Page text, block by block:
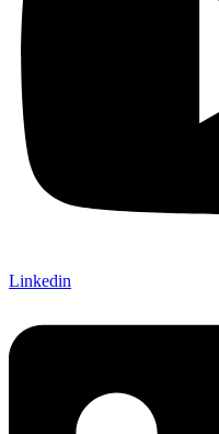
Linkedin